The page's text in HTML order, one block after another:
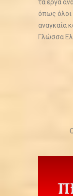
τα έργα
όπως όλοι
αναγκαία
Γλώσσα